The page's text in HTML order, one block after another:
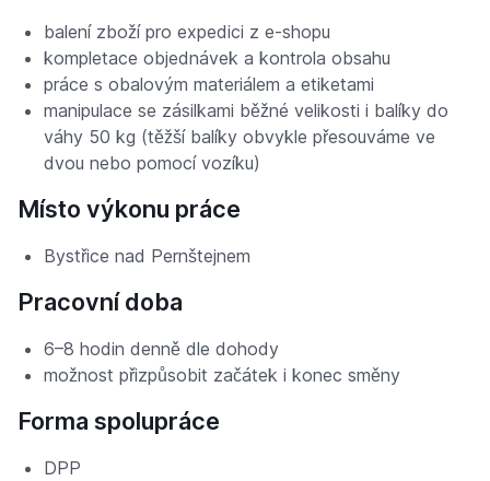
balení zboží pro expedici z e-shopu
kompletace objednávek a kontrola obsahu
práce s obalovým materiálem a etiketami
manipulace se zásilkami běžné velikosti i balíky do
váhy 50 kg (těžší balíky obvykle přesouváme ve
dvou nebo pomocí vozíku)
Místo výkonu práce
Bystřice nad Pernštejnem
Pracovní doba
6–8 hodin denně dle dohody
možnost přizpůsobit začátek i konec směny
Forma spolupráce
DPP